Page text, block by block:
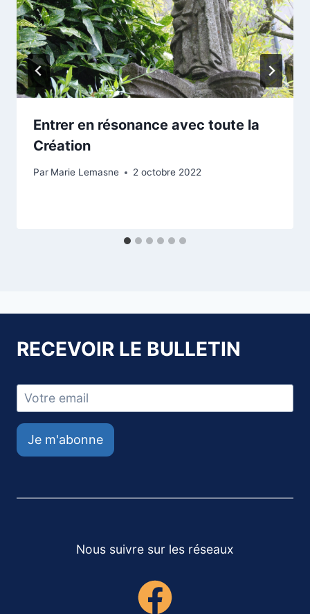
Entrer en résonance avec toute la
Création
Par Marie Lemasne 2 octobre 2022
RECEVOIR LE BULLETIN
Je m'abonne
Nous suivre sur les réseaux